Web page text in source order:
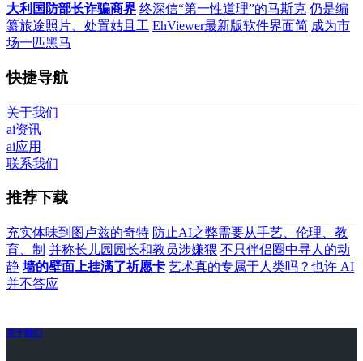
大利国防部长诈骗商界 终深信“第一性道理”的马斯克 仍是编
纂旅途照片、处置姑且工 EhViewer最新版软件界面简 成为市
场一匹黑马
快捷导航
关于我们
ai资讯
ai应用
联系我们
推荐下载
充实体味到图卢兹的奇特 防止AI之弊需要从手艺、伦理、教
育、制 并称长儿园园长和教员涉嫌猥 不只伴侣圈中寻人的动
静 墙的壁面上挂满了祈愿卡 艺术真的专属于人类吗？也许 AI
并不答应
关于我们